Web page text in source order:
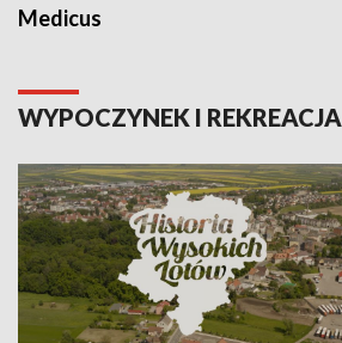
Medicus
WYPOCZYNEK I REKREACJA